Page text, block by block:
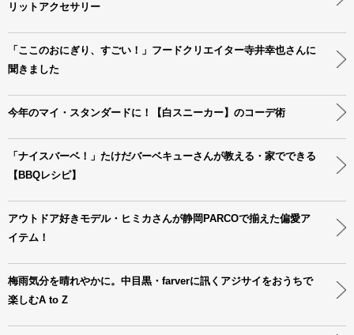
リットアクセサリー
「ここのおにぎり、すごい！」フードクリエイター寺井幸也さんに
聞きました
今年のマイ・スタンダードに！【白スニーカー】のコーデ術
「ナイスバーベ！」たけだバーベキューさんが教える・家でできる
【BBQレシピ】
アウトドア好きモデル・ヒミカさんが静岡PARCOで揃えた偏愛ア
イテム！
梅雨気分を晴れやかに。中目黒・farverに訊くアジサイをおうちで
楽しむA to Z